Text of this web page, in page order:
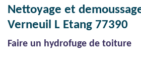
Nettoyage et
Verneuil L Etang 77390
Faire un hydrofuge de toiture